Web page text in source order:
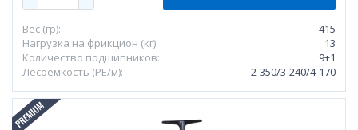
Вес (гр):
415
Нагрузка на фрикцион (кг):
13
Количество подшипников:
9+1
Лесоёмкость (РЕ/м):
2-350/3-240/4-170